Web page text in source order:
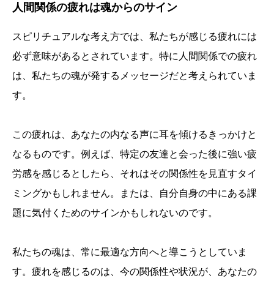
人間関係の疲れは魂からのサイン
スピリチュアルな考え方では、私たちが感じる疲れには
必ず意味があるとされています。特に人間関係での疲れ
は、私たちの魂が発するメッセージだと考えられていま
す。
この疲れは、あなたの内なる声に耳を傾けるきっかけと
なるものです。例えば、特定の友達と会った後に強い疲
労感を感じるとしたら、それはその関係性を見直すタイ
ミングかもしれません。または、自分自身の中にある課
題に気付くためのサインかもしれないのです。
私たちの魂は、常に最適な方向へと導こうとしていま
す。疲れを感じるのは、今の関係性や状況が、あなたの